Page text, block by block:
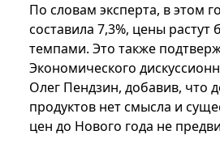
По словам эксперта, в этом
составила 7,3%, цены
темпами. Это также
Экономического
Олег Пендзин, добавив, что
продуктов нет смысла и
цен до Нового года не